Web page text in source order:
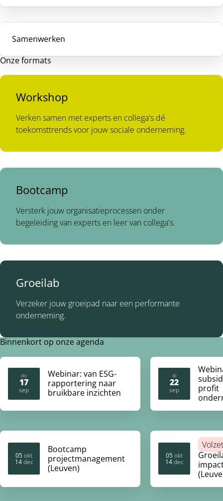
Samenwerken
Onze formats
Workshop
Verken samen met experts en collega's dé
toekomsttrends voor jouw sociale onderneming.
Bootcamp
Versterk jouw organisatieprocessen onder
begeleiding van experts en leer van collega's.
Groeilab
Verzeker jouw groeipad naar een performante
onderneming.
Binnenkort op onze agenda
do
17
sep
2026
Webinar: van ESG-
rapportering naar
bruikbare inzichten
di
22
sep
2026
profit
05okt
2026
14dec
2026
Bootcamp
projectmanagement
(Leuven)
05okt
2026
14dec
2026
Volzet